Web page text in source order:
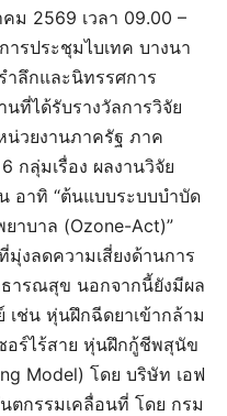
ม 2569 เวลา 09.00 –
รประชุมไบเทค บางนา
ำลึกและนิทรรศการ
นที่ได้รับรางวัลการวิจัย
น่วยงานภาครัฐ ภาค
กลุ่มเรื่อง ผลงานวิจัย
อาทิ “ต้นแบบระบบบำบัด
าบาล (Ozone-Act)”
งลดความเสี่ยงด้านการ
ารณสุข นอกจากนี้ยังมีผล
ช่น หุ่นฝึกฉีดยาเข้ากล้าม
อร์ไร้สาย หุ่นฝึกกู้ชีพสุนัข
Model) โดย บริษัท เอฟ
ตกรรมเคลื่อนที่ โดย กรม